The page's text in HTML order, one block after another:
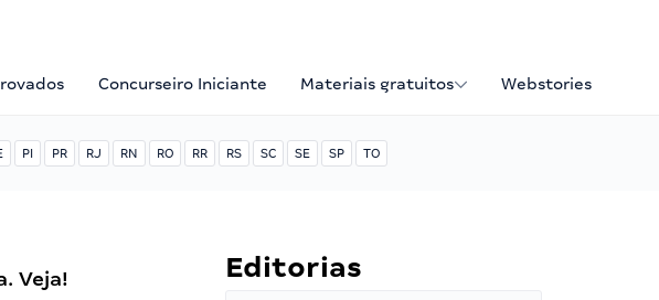
Concurseiro Iniciante Materiais gratuitos Webstories
PI PR RJ RN RO RR RS SC SE SP TO
Veja! Editorias